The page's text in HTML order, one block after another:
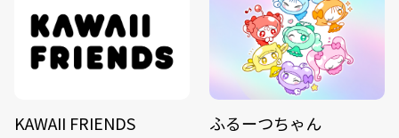
KAWAII FRIENDS ふるーつちゃん